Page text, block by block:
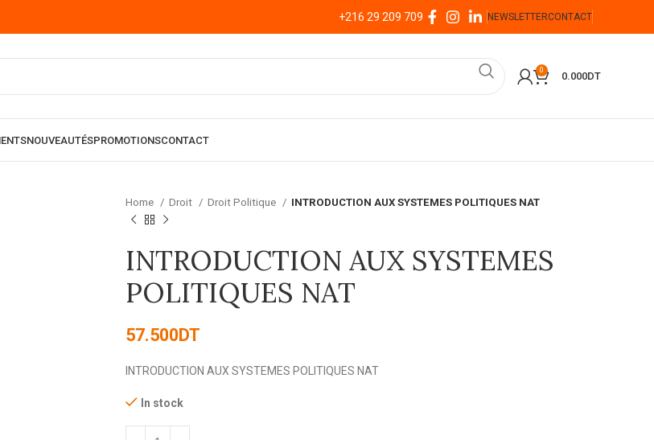
+216 29 209 709 NEWSLETTERCONTACT
0
0.000DT
NOUVEAUTÉSPROMOTIONSCONTACT
Home Droit Droit Politique INTRODUCTION AUX SYSTEMES POLITIQUES NAT
INTRODUCTION AUX SYSTEMES
POLITIQUES NAT
57.500DT
INTRODUCTION AUX SYSTEMES POLITIQUES NAT
In stock